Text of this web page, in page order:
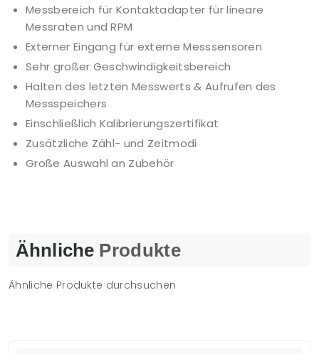
Messbereich für Kontaktadapter für lineare
Messraten und RPM
Externer Eingang für externe Messsensoren
Sehr großer Geschwindigkeitsbereich
Halten des letzten Messwerts & Aufrufen des
Messspeichers
Einschließlich Kalibrierungszertifikat
Zusätzliche Zähl- und Zeitmodi
Große Auswahl an Zubehör
Ähnliche Produkte
Ähnliche Produkte durchsuchen